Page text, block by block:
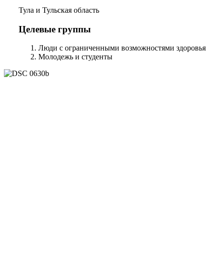
Тула и Тульская область
Целевые группы
Люди с ограниченными возможностями здоровья
Молодежь и студенты